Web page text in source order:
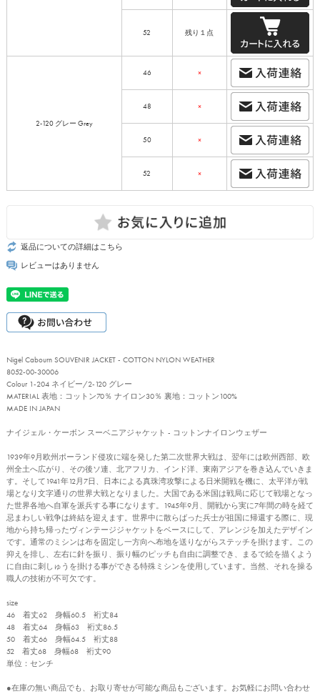
52 残り１点
2-120 グレー Grey
46 ×
48 ×
50 ×
52 ×
返品についての詳細はこちら
レビューはありません
Nigel Cabourn SOUVENIR JACKET - COTTON NYLON WEATHER
8052-00-30006
Colour 1-204 ネイビー/2-120 グレー
MATERIAL 表地：コットン70％ ナイロン30％ 裏地：コットン100%
MADE IN JAPAN
ナイジェル・ケーボン スーベニアジャケット - コットンナイロンウェザー
1939年9月欧州ポーランド侵攻に端を発した第二次世界大戦は、翌年には欧州西部、欧
州全土へ広がり、その後ソ連、北アフリカ、インド洋、東南アジアを巻き込んでいきま
す。そして1941年12月7日、日本による真珠湾攻撃による日米開戦を機に、太平洋が戦
場となり文字通りの世界大戦となりました。大国である米国は戦局に応じて戦場となっ
た世界各地へ自軍を派兵する事になります。1945年9月、開戦から実に7年間の時を経て
忌まわしい戦争は終結を迎えます。世界中に散らばった兵士が祖国に帰還する際に、現
地から持ち帰ったヴィンテージジャケットをベースにして、アレンジを加えたデザイン
です。通常のミシンは布を固定し一方向へ布地を送りながらステッチを掛けます。この
抑えを排し、左右に針を振り、振り幅のピッチも自由に調整でき、まるで絵を描くよう
に自由に刺しゅうを掛ける事ができる特殊ミシンを使用しています。当然、それを操る
職人の技術が不可欠です。
size
46 着丈62 身幅60.5 裄丈84
48 着丈64 身幅63 裄丈86.5
50 着丈66 身幅64.5 裄丈88
52 着丈68 身幅68 裄丈90
単位：センチ
●在庫の無い商品でも、お取り寄せが可能な商品もございます。お気軽にお問い合わせ